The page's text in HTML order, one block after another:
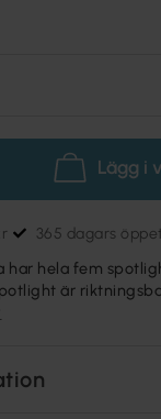
Lägg i
365 dagars
har hela fem
är